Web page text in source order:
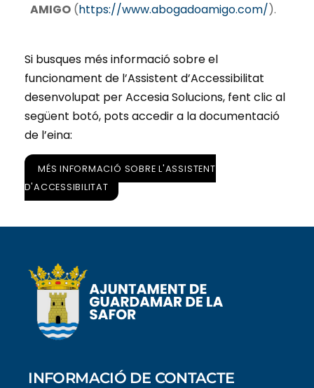
AMIGO(https://www.abogadoamigo.com/).
Si busques més informació sobre el
funcionament de l’Assistent d’Accessibilitat
desenvolupat per Accesia Solucions, fent clic al
següent botó, pots accedir a la documentació
de l’eina:
MÉS INFORMACIÓ SOBRE L'ASSISTENT
D'ACCESSIBILITAT
INFORMACIÓ DE CONTACTE